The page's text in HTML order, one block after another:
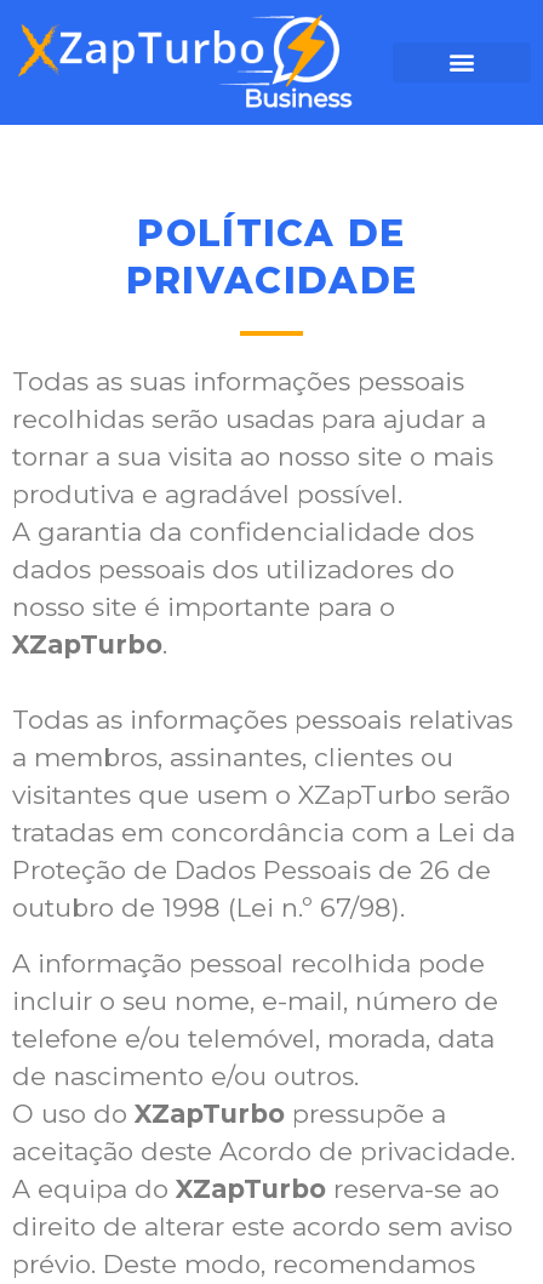
POLÍTICA DE
PRIVACIDADE
Todas as suas informações pessoais
recolhidas serão usadas para ajudar a
tornar a sua visita ao nosso site o mais
produtiva e agradável possível.
A garantia da confidencialidade dos
dados pessoais dos utilizadores do
nosso site é importante para o
XZapTurbo.
Todas as informações pessoais relativas
a membros, assinantes, clientes ou
visitantes que usem o XZapTurbo serão
tratadas em concordância com a Lei da
Proteção de Dados Pessoais de 26 de
outubro de 1998 (Lei n.º 67/98).
A informação pessoal recolhida pode
incluir o seu nome, e-mail, número de
telefone e/ou telemóvel, morada, data
de nascimento e/ou outros.
O uso do XZapTurbo pressupõe a
aceitação deste Acordo de privacidade.
A equipa do XZapTurbo reserva-se ao
direito de alterar este acordo sem aviso
prévio. Deste modo, recomendamos